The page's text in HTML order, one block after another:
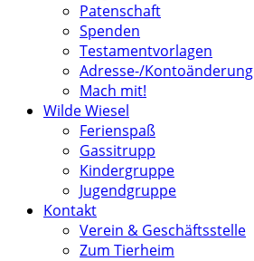
Patenschaft
Spenden
Testamentvorlagen
Adresse-/Kontoänderung
Mach mit!
Wilde Wiesel
Ferienspaß
Gassitrupp
Kindergruppe
Jugendgruppe
Kontakt
Verein & Geschäftsstelle
Zum Tierheim